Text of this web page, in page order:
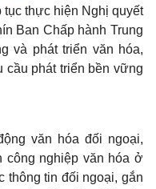
tục thực hiện Nghị quyết
Ban Chấp hành Trung
và phát triển văn hóa,
phát triển bền vững
văn hóa đối ngoại,
công nghiệp văn hóa ở
thông tin đối ngoại, gắn